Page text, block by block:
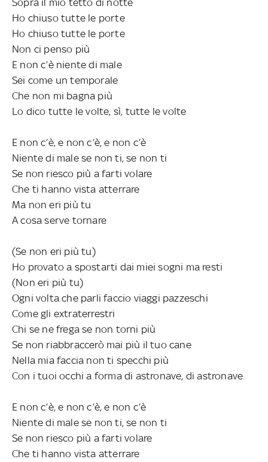
Ho chiuso tutte le porte
Ho chiuso tutte le porte
Non ci penso più
E non c’è niente di male
Sei come un temporale
Che non mi bagna più
Lo dico tutte le volte, sì, tutte le volte
E non c’è, e non c’è, e non c’è
Niente di male se non ti, se non ti
Se non riesco più a farti volare
Che ti hanno vista atterrare
Ma non eri più tu
A cosa serve tornare
(Se non eri più tu)
Ho provato a spostarti dai miei sogni ma resti
(Non eri più tu)
Ogni volta che parli faccio viaggi pazzeschi
Come gli extraterrestri
Chi se ne frega se non torni più
Se non riabbraccerò mai più il tuo cane
Nella mia faccia non ti specchi più
Con i tuoi occhi a forma di astronave, di astronave
E non c’è, e non c’è, e non c’è
Niente di male se non ti, se non ti
Se non riesco più a farti volare
Che ti hanno vista atterrare